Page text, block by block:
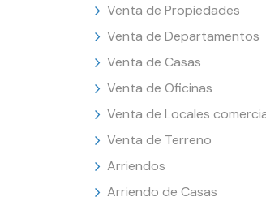
Venta de Propiedades
Venta de Departamentos
Venta de Casas
Venta de Oficinas
Venta de Locales
Venta de Terreno
Arriendos
Arriendo de Casas